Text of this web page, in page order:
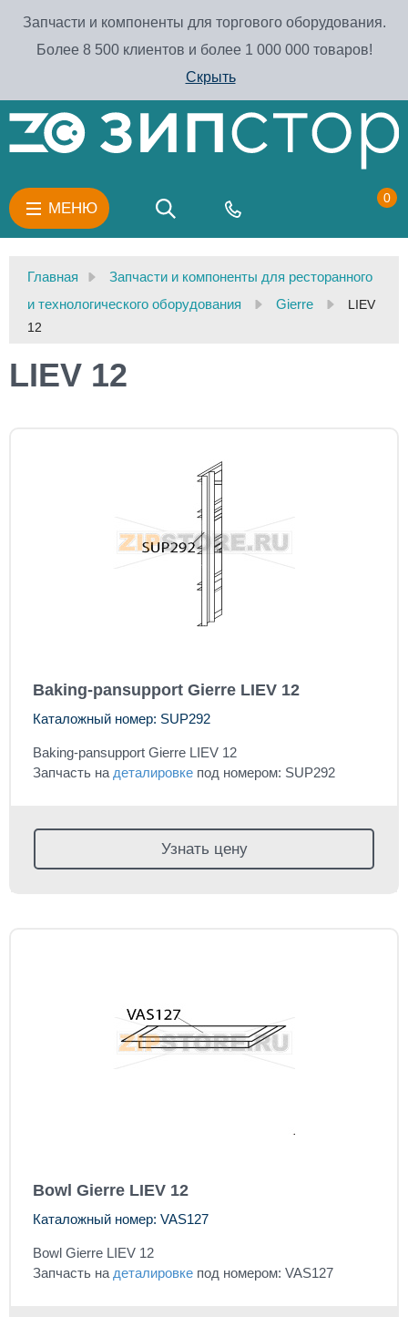
Запчасти и компоненты для торгового оборудования.
Более 8 500 клиентов и более 1 000 000 товаров!
Скрыть
МЕНЮ
0
Главная
Запчасти и компоненты для ресторанного
и технологического оборудования
Gierre
LIEV
12
LIEV 12
Baking-pansupport Gierre LIEV 12
Каталожный номер: SUP292
Baking-pansupport Gierre LIEV 12
Запчасть на деталировке под номером: SUP292
Узнать цену
Bowl Gierre LIEV 12
Каталожный номер: VAS127
Bowl Gierre LIEV 12
Запчасть на деталировке под номером: VAS127